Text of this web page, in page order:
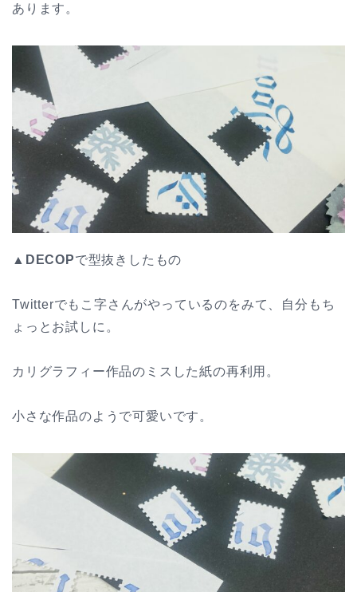
あります。
▲ DECOPで型抜きしたもの
Twitterでもこ字さんがやっているのをみて、自分もち
ょっとお試しに。
カリグラフィー作品のミスした紙の再利用。
小さな作品のようで可愛いです。